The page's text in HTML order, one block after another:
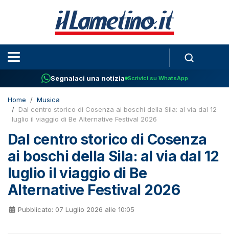
Segnalaci una notizia Scrivici su WhatsApp
Home
Musica
​Dal centro storico di Cosenza ai boschi della Sila: al via dal 12
luglio il viaggio di Be Alternative Festival 2026​
​Dal centro storico di Cosenza
ai boschi della Sila: al via dal 12
luglio il viaggio di Be
Alternative Festival 2026​
Pubblicato: 07 Luglio 2026 alle 10:05